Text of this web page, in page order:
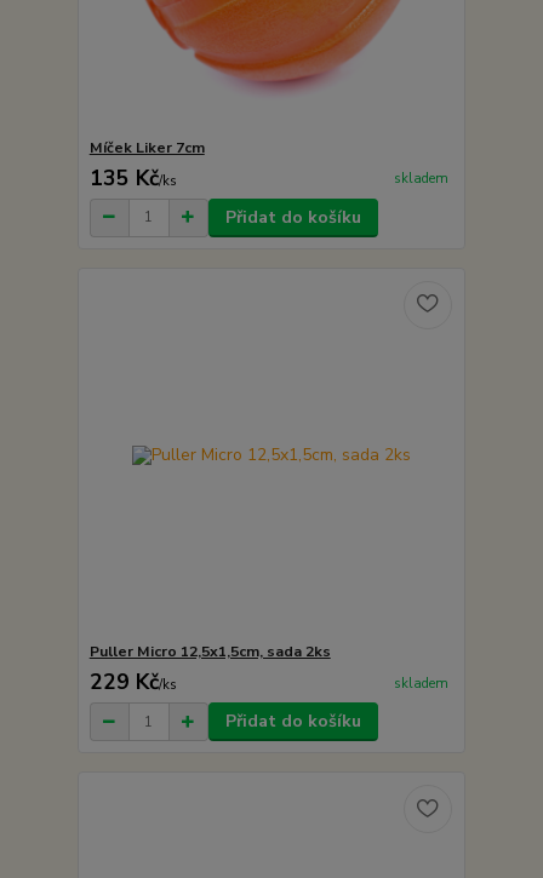
Míček Liker 7cm
135 Kč/ks skladem
Přidat do košíku
Puller Micro 12,5x1,5cm, sada 2ks
229 Kč/ks skladem
Přidat do košíku